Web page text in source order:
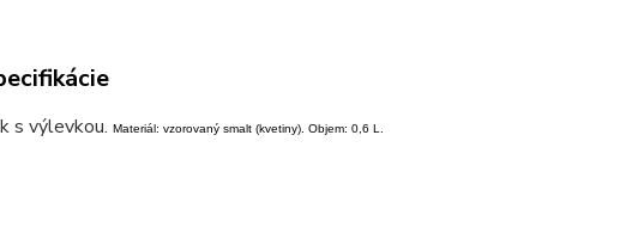
s výlevkou. Materiál: vzorovaný smalt (kvetiny). Objem: 0,6 L.